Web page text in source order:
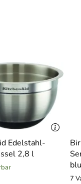
Edelstahl-
2,8 l
7